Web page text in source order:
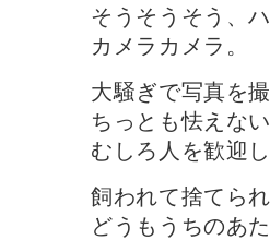
そうそうそう、
カメラカメラ。
大騒ぎで写真を
ちっとも怯えな
むしろ人を歓迎
飼われて捨てら
どうもうちのあ